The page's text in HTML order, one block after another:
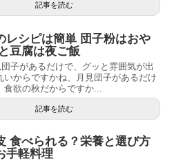
記事を読む
レシピは簡単 団子粉はおや
豆腐は夜ご飯
子があるだけで、グッと雰囲気が出
いからですかね、月見団子があるだけ
食欲の秋だからですか...
記事を読む
食べられる？栄養と選び方
手軽料理